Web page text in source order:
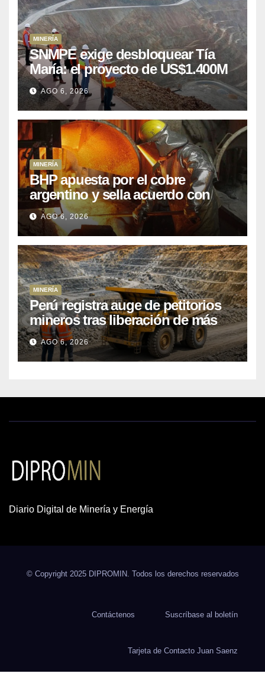
MINERÍA
SNMPE exige desbloquear Tía
María: el proyecto de US$1.400M
que Perú lleva 15 años
posponiendo
AGO 6, 2026
MINERÍA
BHP apuesta por el cobre
argentino y sella acuerdo con
Kobrea para siete proyecto
AGO 6, 2026
MINERÍA
Perú registra auge de petitorios
mineros tras liberación de más
de mil concesiones para explorar
cobre y oro
AGO 6, 2026
Diario Digital de Minería y Energía
© Copyright 2025 DIPROMIN. Todos los derechos reservados
Contáctenos Suscríbase al boletín
Tarjeta de Contacto Juan Saenz